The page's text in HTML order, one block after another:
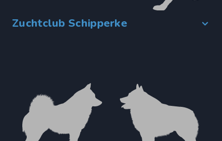
Zuchtclub Schipperke